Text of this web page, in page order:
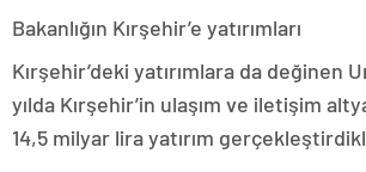
Bakanlığın Kırşehir’e yatırımları
Kırşehir’deki yatırımlara da değinen
yılda Kırşehir’in ulaşım ve iletişim
14,5 milyar lira yatırım